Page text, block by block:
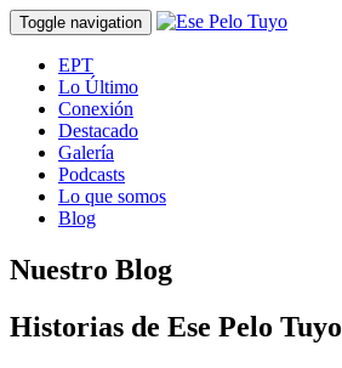
Toggle navigation
EPT
Lo Último
Conexión
Destacado
Galería
Podcasts
Lo que somos
Blog
Nuestro Blog
Historias de Ese Pelo Tuyo